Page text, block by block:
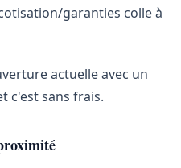
garanties colle à
actuelle avec un
c'est sans frais.